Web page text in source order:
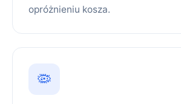
opróżnieniu kosza.
🦠